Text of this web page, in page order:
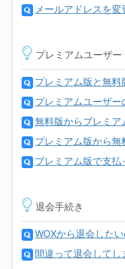
メールアドレスを変
プレミアムユーザー
プレミアム版と無料
プレミアムユーザー
無料版からプレミア
プレミアム版から無
プレミアム版で支
退会手続き
WOXから退会した
間違って退会してし